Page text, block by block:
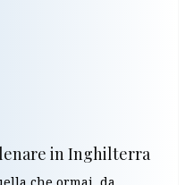
in Inghilterra